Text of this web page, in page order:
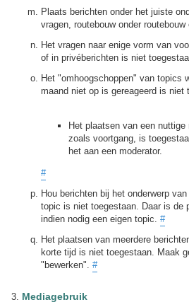
Plaats berichten onder het juiste
vragen, routebouw onder routebouw
Het vragen naar enige vorm van
of in privéberichten is niet
Het "omhoogschoppen" van topics
maand niet op is gereageerd is niet
Het plaatsen van een nuttige
zoals voortgang, is
het aan een moderator.
#
Hou berichten bij het onderwerp
topic is niet toegestaan. Daar is de
indien nodig een eigen topic. #
Het plaatsen van meerdere
korte tijd is niet toegestaan. Maak
"bewerken". #
Mediagebruik